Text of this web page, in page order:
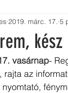
2019. márc. 17. 5
vasárnap-
rajta az